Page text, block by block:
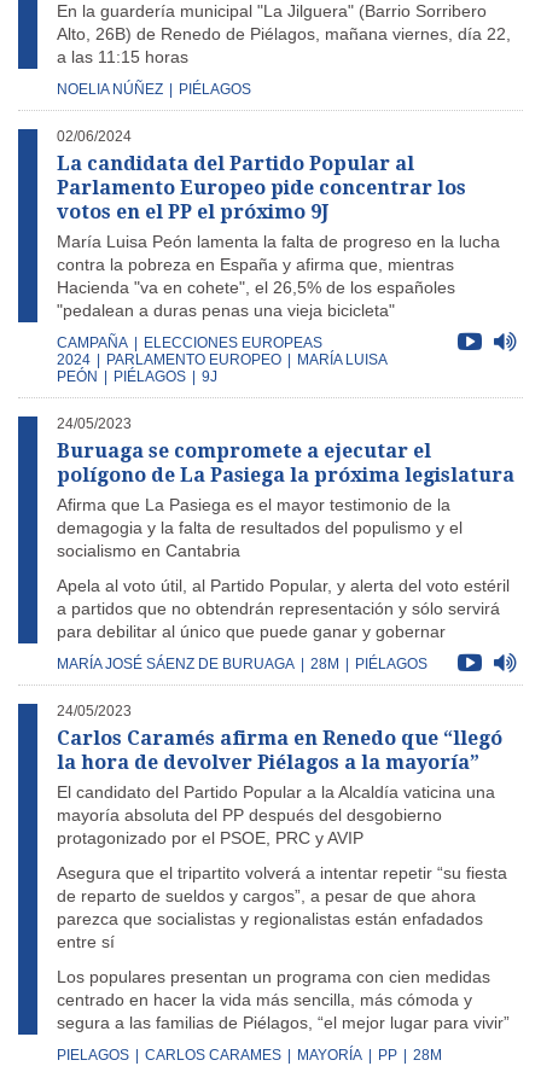
En la guardería municipal "La Jilguera" (Barrio Sorribero
Alto, 26B) de Renedo de Piélagos, mañana viernes, día 22,
a las 11:15 horas
NOELIA NÚÑEZ PIÉLAGOS
02/06/2024
La candidata del Partido Popular al
Parlamento Europeo pide concentrar los
votos en el PP el próximo 9J
María Luisa Peón lamenta la falta de progreso en la lucha
contra la pobreza en España y afirma que, mientras
Hacienda "va en cohete", el 26,5% de los españoles
"pedalean a duras penas una vieja bicicleta"
CAMPAÑA
ELECCIONES EUROPEAS
2024
PARLAMENTO EUROPEO
MARÍA LUISA
PEÓN
PIÉLAGOS 9J
24/05/2023
Buruaga se compromete a ejecutar el
polígono de La Pasiega la próxima legislatura
Afirma que La Pasiega es el mayor testimonio de la
demagogia y la falta de resultados del populismo y el
socialismo en Cantabria
Apela al voto útil, al Partido Popular, y alerta del voto estéril
a partidos que no obtendrán representación y sólo servirá
para debilitar al único que puede ganar y gobernar
MARÍA JOSÉ SÁENZ DE BURUAGA 28M PIÉLAGOS
24/05/2023
Carlos Caramés afirma en Renedo que “llegó
la hora de devolver Piélagos a la mayoría”
El candidato del Partido Popular a la Alcaldía vaticina una
mayoría absoluta del PP después del desgobierno
protagonizado por el PSOE, PRC y AVIP
Asegura que el tripartito volverá a intentar repetir “su fiesta
de reparto de sueldos y cargos”, a pesar de que ahora
parezca que socialistas y regionalistas están enfadados
entre sí
Los populares presentan un programa con cien medidas
centrado en hacer la vida más sencilla, más cómoda y
segura a las familias de Piélagos, “el mejor lugar para vivir”
PIELAGOS CARLOS CARAMES MAYORÍA PP 28M